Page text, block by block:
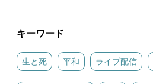
キーワード
生と死 平和 ライブ配信